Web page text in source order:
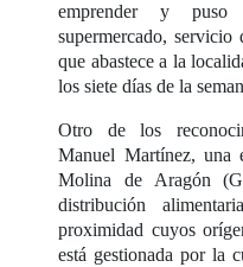
emprender y
supermercado,
que abastece a la
los siete días de la
Otro de los
Manuel Martínez, una
Molina de Aragón
distribución
proximidad cuyos
está gestionada por la